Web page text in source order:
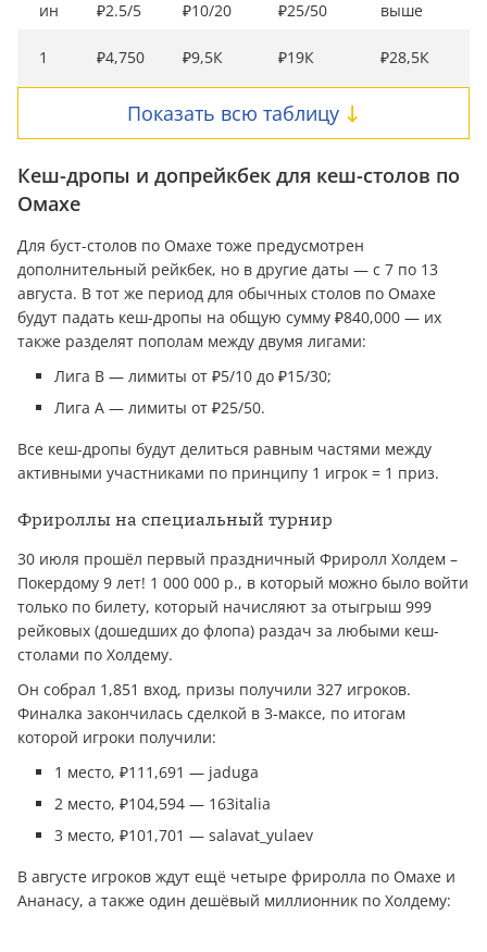
ин ₽2.5/5 ₽10/20 ₽25/50 выше
1 ₽4,750 ₽9,5К ₽19К ₽28,5К
Показать всю таблицу
Кеш-дропы и допрейкбек для кеш-столов по
Омахе
Для буст-столов по Омахе тоже предусмотрен
дополнительный рейкбек, но в другие даты — с 7 по 13
августа. В тот же период для обычных столов по Омахе
будут падать кеш-дропы на общую сумму ₽840,000 — их
также разделят пополам между двумя лигами:
Лига B — лимиты от ₽5/10 до ₽15/30;
Лига А — лимиты от ₽25/50.
Все кеш-дропы будут делиться равным частями между
активными участниками по принципу 1 игрок = 1 приз.
Фрироллы на специальный турнир
30 июля прошёл первый праздничный Фриролл Холдем –
Покердому 9 лет! 1 000 000 р., в который можно было войти
только по билету, который начисляют за отыгрыш 999
рейковых (дошедших до флопа) раздач за любыми кеш-
столами по Холдему.
Он собрал 1,851 вход, призы получили 327 игроков.
Финалка закончилась сделкой в 3-максе, по итогам
которой игроки получили:
1 место, ₽111,691 — jaduga
2 место, ₽104,594 — 163italia
3 место, ₽101,701 — salavat_yulaev
В августе игроков ждут ещё четыре фриролла по Омахе и
Ананасу, а также один дешёвый миллионник по Холдему: